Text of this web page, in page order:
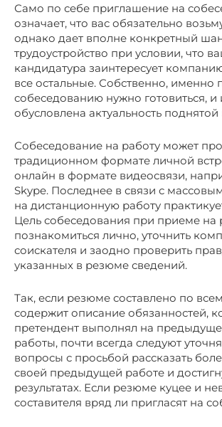
Само по себе приглашение на
означает, что вас обязательно
однако дает вполне конкретный
трудоустройство при условии, что
кандидатура заинтересует
все остальные. Собственно, именно
собеседованию нужно готовиться,
обусловлена актуальность
Собеседование на работу может
традиционном формате личной
онлайн в формате видеосвязи,
Skype. Последнее в связи с
на дистанционную работу
Цель собеседования при приеме на
познакомиться лично, уточнить
соискателя и заодно проверить
указанных в резюме сведений.
Так, если резюме составлено по
содержит описание обязанностей,
претендент выполнял на
работы, почти всегда следуют
вопросы с просьбой рассказать
своей предыдущей работе и
результатах. Если резюме куцее и
составителя вряд ли пригласят на